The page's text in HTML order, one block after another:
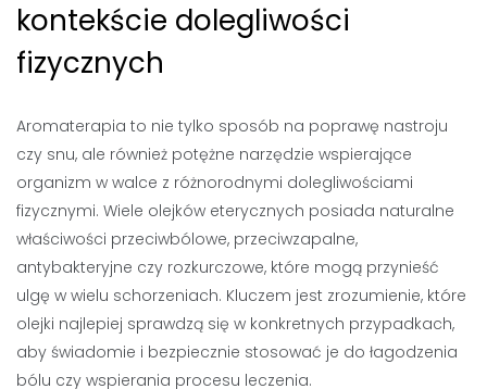
kontekście dolegliwości
fizycznych
Aromaterapia to nie tylko sposób na poprawę nastroju
czy snu, ale również potężne narzędzie wspierające
organizm w walce z różnorodnymi dolegliwościami
fizycznymi. Wiele olejków eterycznych posiada naturalne
właściwości przeciwbólowe, przeciwzapalne,
antybakteryjne czy rozkurczowe, które mogą przynieść
ulgę w wielu schorzeniach. Kluczem jest zrozumienie, które
olejki najlepiej sprawdzą się w konkretnych przypadkach,
aby świadomie i bezpiecznie stosować je do łagodzenia
bólu czy wspierania procesu leczenia.